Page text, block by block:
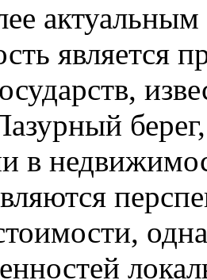
актуальным
является
в